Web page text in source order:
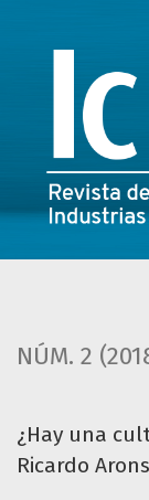
¿Hay una
NÚM. 2
¿Hay una
Ricardo